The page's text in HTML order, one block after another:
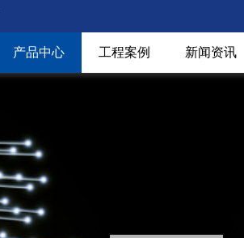
产品中心 工程案例 新闻资讯